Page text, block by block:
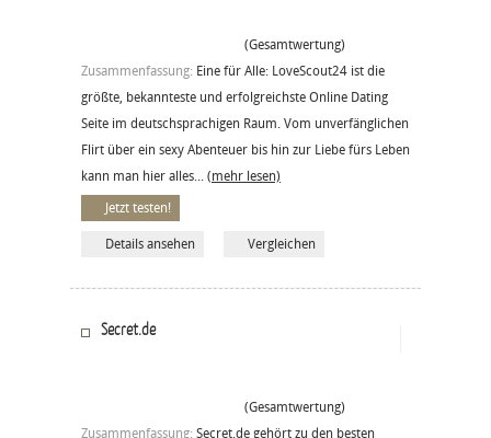
(Gesamtwertung)
Zusammenfassung: Eine für Alle: LoveScout24 ist die
größte, bekannteste und erfolgreichste Online Dating
Seite im deutschsprachigen Raum. Vom unverfänglichen
Flirt über ein sexy Abenteuer bis hin zur Liebe fürs Leben
kann man hier alles... (mehr lesen)
Jetzt testen!
Details ansehen Vergleichen
Secret.de
(Gesamtwertung)
Zusammenfassung: Secret.de gehört zu den besten